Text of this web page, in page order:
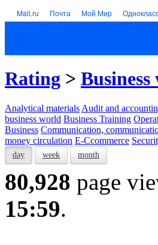
Mail.ru Почта Мой Мир
Rating >
Analytical materials Audit and
business world Business Training
Business Communication,
money circulation E-Ccommerce
day week month
80,928 page
15:59.